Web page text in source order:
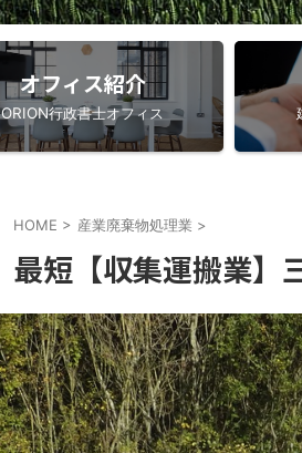
オフィス紹介
ORION行政書士オフィス
HOME > 産業廃棄物処理業 >
最短【収集運搬業】